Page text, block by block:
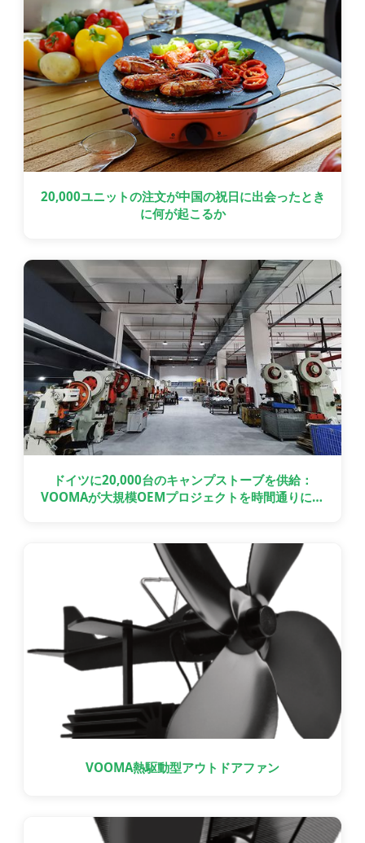
20,000ユニットの注文が中国の祝日に出会ったとき
に何が起こるか
ドイツに20,000台のキャンプストーブを供給：
VOOMAが大規模OEMプロジェクトを時間通りに納
VOOMA熱駆動型アウトドアファン